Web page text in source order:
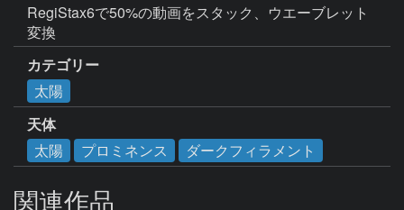
RegiStax6で50%の動画をスタック、ウエーブレット
変換
カテゴリー
太陽
天体
太陽
プロミネンス ダークフィラメント
関連作品